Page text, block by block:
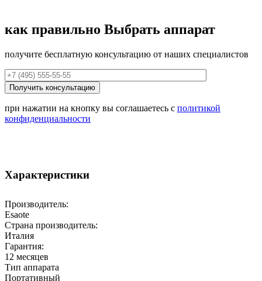
как правильно Выбрать аппарат
получите бесплатную консультацию от наших специалистов
при нажатии на кнопку вы соглашаетесь с политикой
конфиденциальности
Характеристики
Производитель:
Esaote
Страна производитель:
Италия
Гарантия:
12 месяцев
Тип аппарата
Портативный